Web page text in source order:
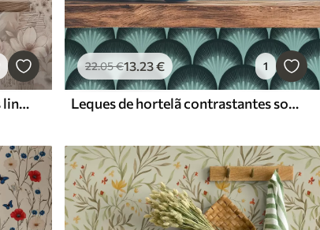
Florais bege sépia com detalhes lineares e borboletas
22.05€13.23€ 1
Leques de hortelã contrastantes sobre um fundo quase preto